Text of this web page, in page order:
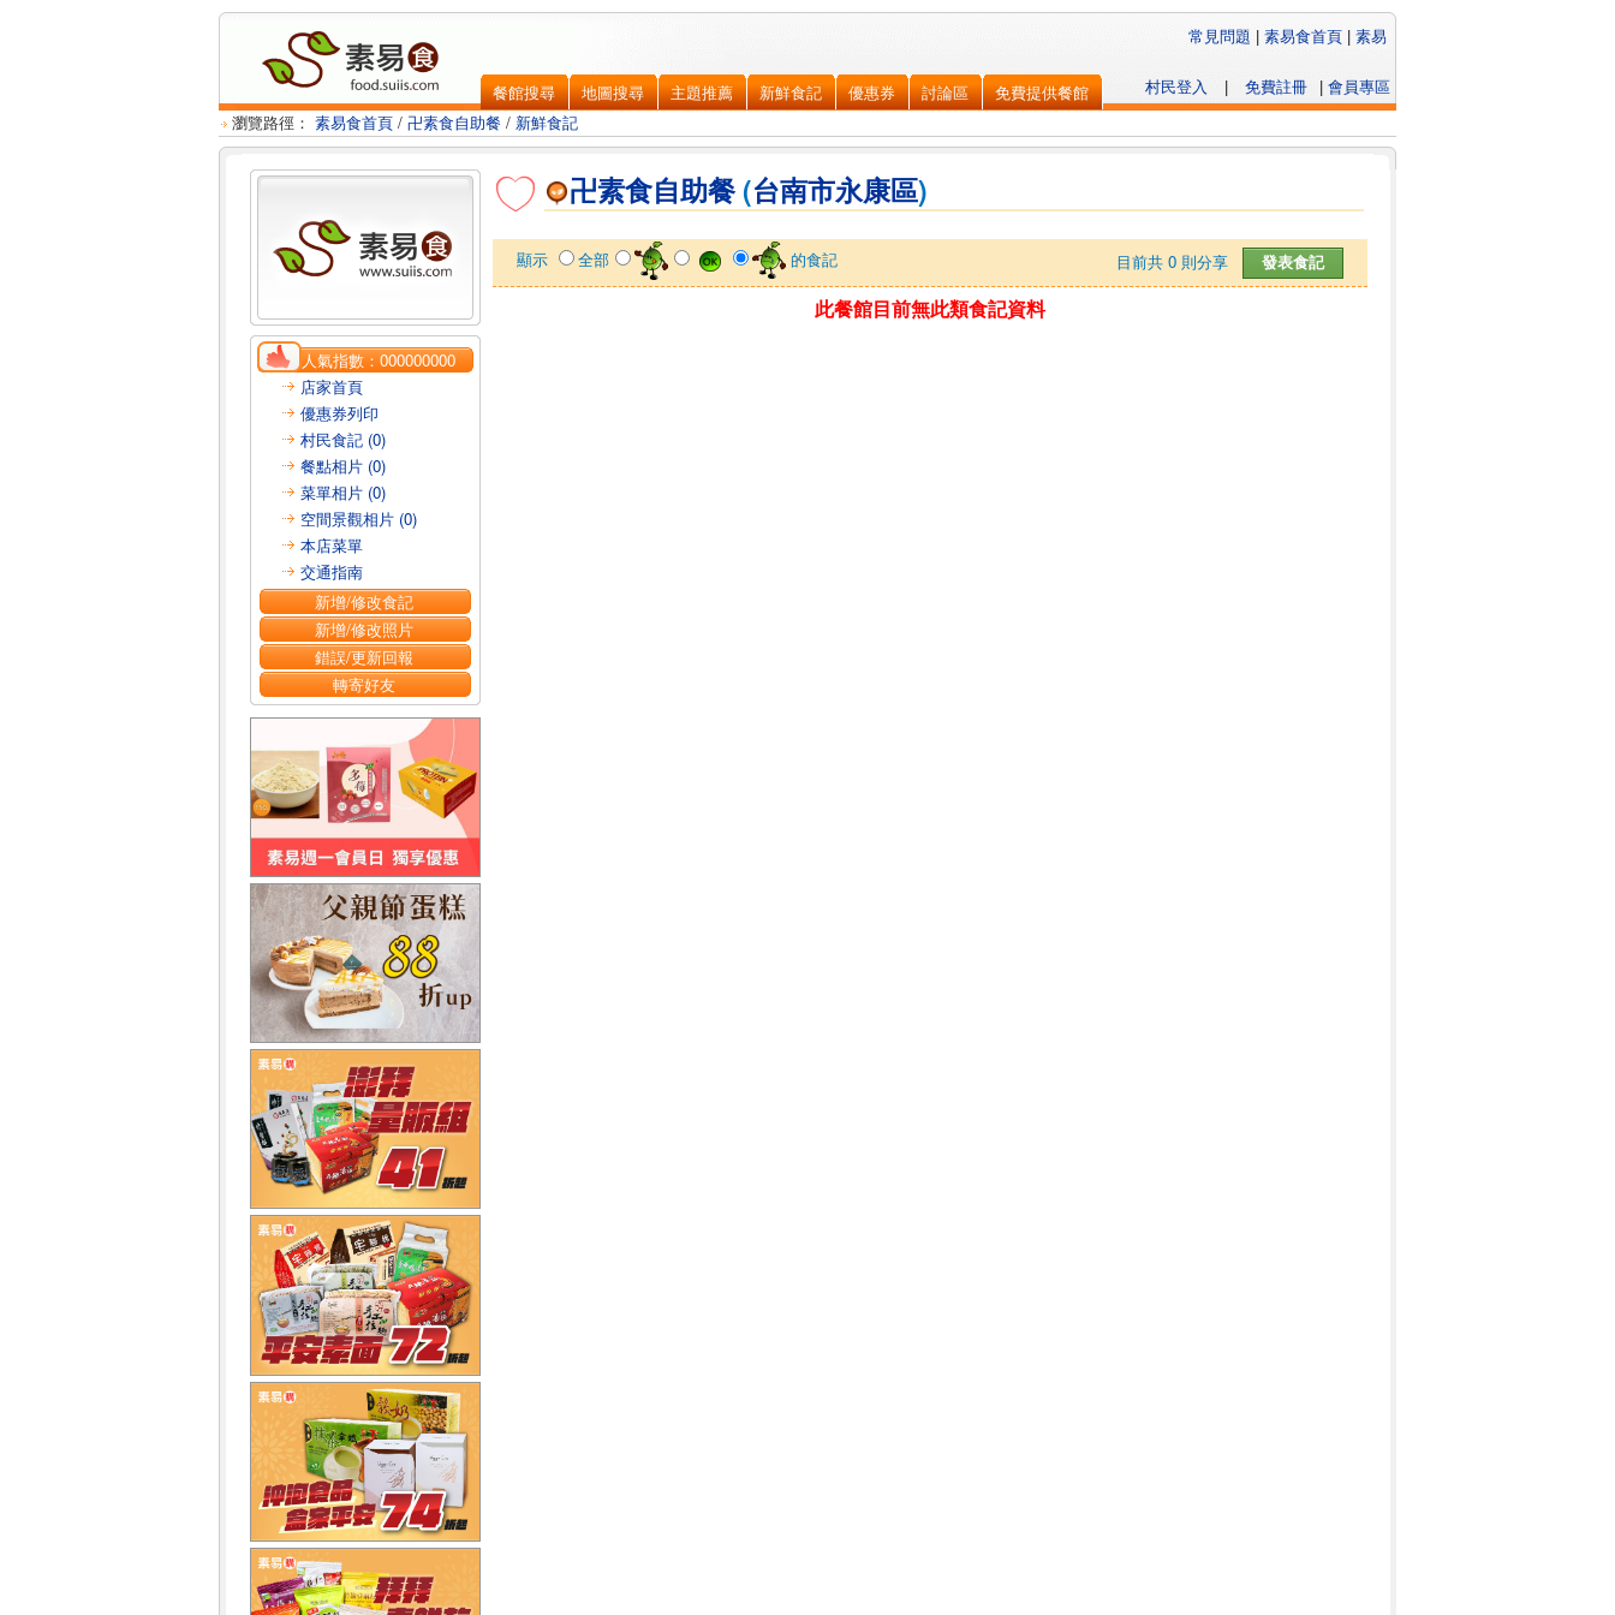
餐館搜尋 地圖搜尋 主題推薦 新鮮食記 優惠券 討論區 免費提供餐館 | 會員專區
免費註冊
|
村民登入
常見問題 | 素易食首頁 | 素易
瀏覽路徑： 素易食首頁 / 卍素食自助餐 / 新鮮食記
人氣指數：000000000
店家首頁
優惠券列印
村民食記 (0)
餐點相片 (0)
菜單相片 (0)
空間景觀相片 (0)
本店菜單
交通指南
新增/修改食記
新增/修改照片
錯誤/更新回報
轉寄好友
卍素食自助餐 (台南市永康區)
目前共 0 則分享
顯示 全部 的食記
此餐館目前無此類食記資料